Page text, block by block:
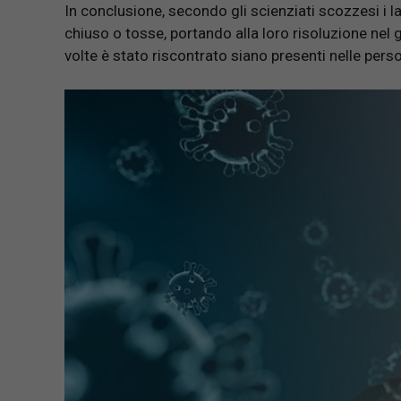
In conclusione, secondo gli scienziati scozzesi i
chiuso o tosse, portando alla loro risoluzione nel
volte è stato riscontrato siano presenti nelle